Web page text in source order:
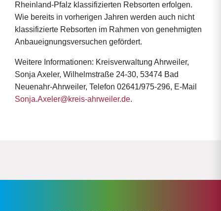
Rheinland-Pfalz klassifizierten Rebsorten erfolgen.
Wie bereits in vorherigen Jahren werden auch nicht
klassifizierte Rebsorten im Rahmen von genehmigten
Anbaueignungsversuchen gefördert.
Weitere Informationen: Kreisverwaltung Ahrweiler,
Sonja Axeler, Wilhelmstraße 24-30, 53474 Bad
Neuenahr-Ahrweiler, Telefon 02641/975-296, E-Mail
Sonja.Axeler@kreis-ahrweiler.de.